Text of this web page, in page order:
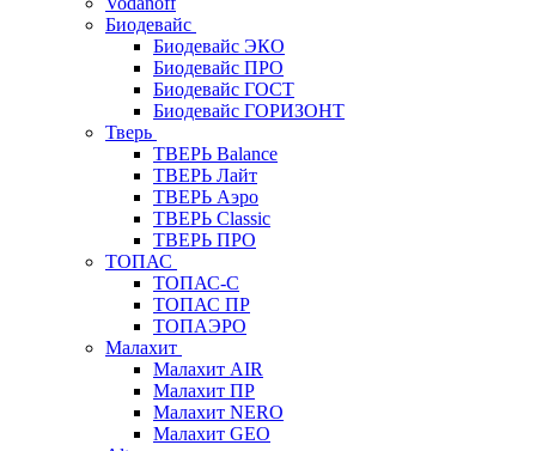
Биодевайс
Биодевайс ЭКО
Биодевайс ПРО
Биодевайс ГОСТ
Биодевайс ГОРИЗОНТ
Тверь
ТВЕРЬ Balance
ТВЕРЬ Лайт
ТВЕРЬ Аэро
ТВЕРЬ Classic
ТВЕРЬ ПРО
ТОПАС
ТОПАС-С
ТОПАС ПР
ТОПАЭРО
Малахит
Малахит AIR
Малахит ПР
Малахит NERO
Малахит GEO